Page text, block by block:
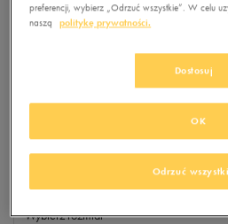
0.0( 0 )
zł z Vat
KLUBIE 50 STYLE
Produkt niedostępny
Jeśli artykuł będzie ponownie dostępny,
Wybierz rozmiar
preferencji, wybierz „Odrzuć wszystkie”. W celu
naszą
politykę prywatności.
Dostosuj
Odrzuć
OK